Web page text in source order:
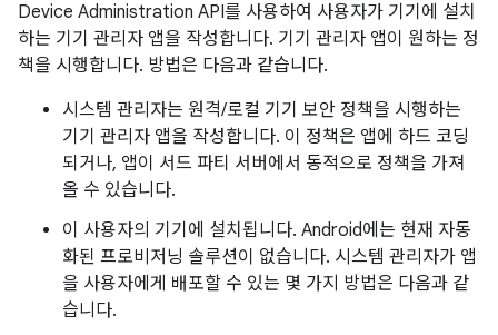
Device Administration API를 사용하여 사용자가 기기에 설치
하는 기기 관리자 앱을 작성합니다. 기기 관리자 앱이 원하는 정
책을 시행합니다. 방법은 다음과 같습니다.
시스템 관리자는 원격/로컬 기기 보안 정책을 시행하는
기기 관리자 앱을 작성합니다. 이 정책은 앱에 하드 코딩
되거나, 앱이 서드 파티 서버에서 동적으로 정책을 가져
올 수 있습니다.
이 사용자의 기기에 설치됩니다. Android에는 현재 자동
화된 프로비저닝 솔루션이 없습니다. 시스템 관리자가 앱
을 사용자에게 배포할 수 있는 몇 가지 방법은 다음과 같
습니다.